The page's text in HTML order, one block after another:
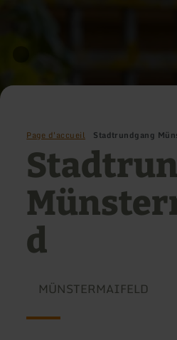
Page d'accueil Stadtrundgang
d
MÜNSTERMAIFELD